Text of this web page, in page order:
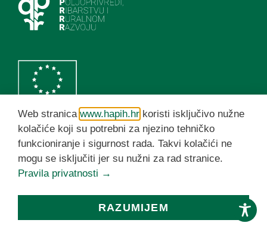
HAPIH YouTube kanal
Web stranica www.hapih.hr koristi isključivo nužne
kolačiće koji su potrebni za njezino tehničko
funkcioniranje i sigurnost rada. Takvi kolačići ne
mogu se isključiti jer su nužni za rad stranice.
Pravila privatnosti →
RAZUMIJEM